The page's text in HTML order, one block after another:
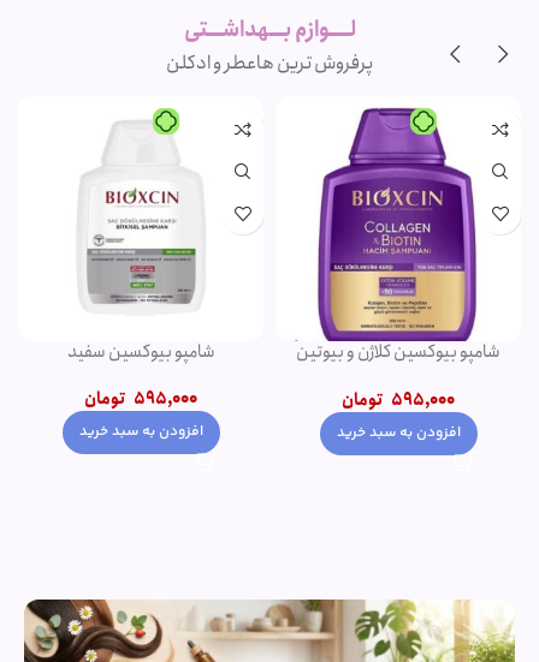
لــــوازم بـــهداشـــتی
پرفروش ترین هاعطر و ادکلن
شامپو بیوکسین کلاژن و بیوتین
595,000 تومان
افزودن به سبد خرید
شامپو بیوکسین سفید
595,000 تومان
افزودن به سبد خرید